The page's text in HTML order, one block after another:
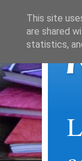
This site
are shared
statistics,